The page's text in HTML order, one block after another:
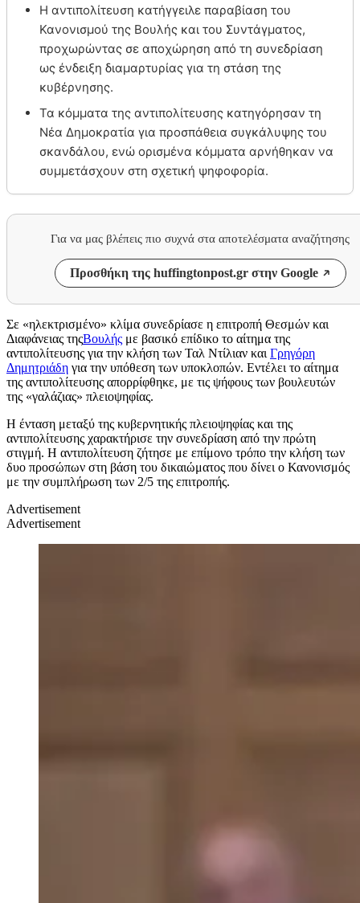
Η αντιπολίτευση κατήγγειλε παραβίαση του
Κανονισμού της Βουλής και του Συντάγματος,
προχωρώντας σε αποχώρηση από τη συνεδρίαση
ως ένδειξη διαμαρτυρίας για τη στάση της
κυβέρνησης.
Τα κόμματα της αντιπολίτευσης κατηγόρησαν τη
Νέα Δημοκρατία για προσπάθεια συγκάλυψης του
σκανδάλου, ενώ ορισμένα κόμματα αρνήθηκαν να
συμμετάσχουν στη σχετική ψηφοφορία.
Για να μας βλέπεις πιο συχνά στα αποτελέσματα αναζήτησης
Προσθήκη της huffingtonpost.gr στην Google
Σε «ηλεκτρισμένο» κλίμα συνεδρίασε η επιτροπή Θεσμών και
Διαφάνειας τηςΒουλής με βασικό επίδικο το αίτημα της
αντιπολίτευσης για την κλήση των Ταλ Ντίλιαν και Γρηγόρη
Δημητριάδη για την υπόθεση των υποκλοπών. Εντέλει το αίτημα
της αντιπολίτευσης απορρίφθηκε, με τις ψήφους των βουλευτών
της «γαλάζιας» πλειοψηφίας.
Η ένταση μεταξύ της κυβερνητικής πλειοψηφίας και της
αντιπολίτευσης χαρακτήρισε την συνεδρίαση από την πρώτη
στιγμή. Η αντιπολίτευση ζήτησε με επίμονο τρόπο την κλήση των
δυο προσώπων στη βάση του δικαιώματος που δίνει ο Κανονισμός
με την συμπλήρωση των 2/5 της επιτροπής.
Advertisement
Advertisement